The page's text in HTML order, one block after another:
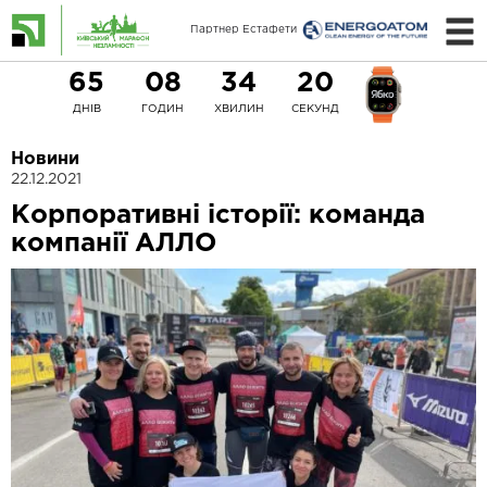
Партнер Естафети
65
ДНІВ
08
ГОДИН
34
ХВИЛИН
20
СЕКУНД
Новини
22.12.2021
Корпоративні історії: команда
компанії АЛЛО